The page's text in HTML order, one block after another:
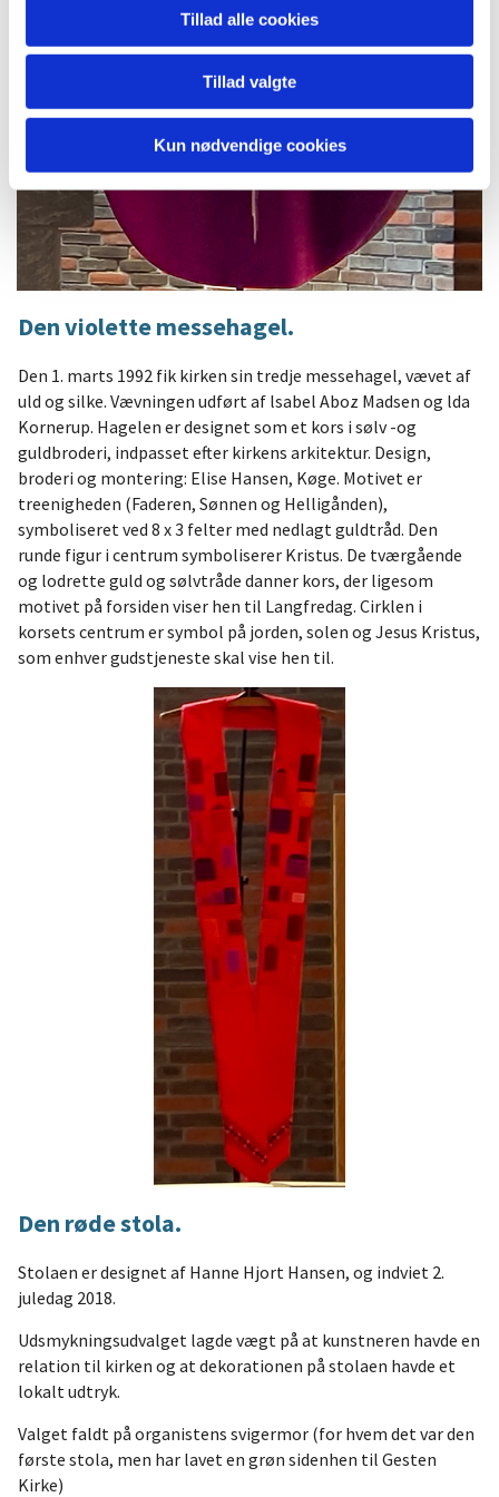
Tillad alle cookies
Tillad valgte
Kun nødvendige cookies
Den violette messehagel.
Den 1. marts 1992 fik kirken sin tredje messehagel, vævet af
uld og silke. Vævningen udført af lsabel Aboz Madsen og lda
Kornerup. Hagelen er designet som et kors i sølv -og
guldbroderi, indpasset efter kirkens arkitektur. Design,
broderi og montering: Elise Hansen, Køge. Motivet er
treenigheden (Faderen, Sønnen og Helligånden),
symboliseret ved 8 x 3 felter med nedlagt guldtråd. Den
runde figur i centrum symboliserer Kristus. De tværgående
og lodrette guld og sølvtråde danner kors, der ligesom
motivet på forsiden viser hen til Langfredag. Cirklen i
korsets centrum er symbol på jorden, solen og Jesus Kristus,
som enhver gudstjeneste skal vise hen til.
Den røde stola.
Stolaen er designet af Hanne Hjort Hansen, og indviet 2.
juledag 2018.
Udsmykningsudvalget lagde vægt på at kunstneren havde en
relation til kirken og at dekorationen på stolaen havde et
lokalt udtryk.
Valget faldt på organistens svigermor (for hvem det var den
første stola, men har lavet en grøn sidenhen til Gesten
Kirke)